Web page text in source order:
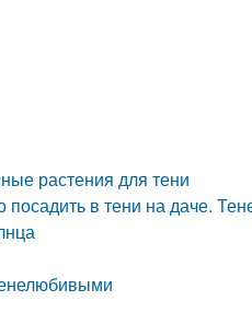
растения для тени
в тени на даче.